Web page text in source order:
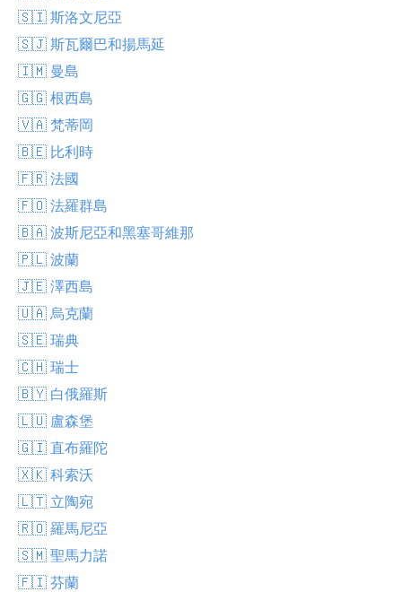
🇸🇮 斯洛文尼亞
🇸🇯 斯瓦爾巴和揚馬延
🇮🇲 曼島
🇬🇬 根西島
🇻🇦 梵蒂岡
🇧🇪 比利時
🇫🇷 法國
🇫🇴 法羅群島
🇧🇦 波斯尼亞和黑塞哥維那
🇵🇱 波蘭
🇯🇪 澤西島
🇺🇦 烏克蘭
🇸🇪 瑞典
🇨🇭 瑞士
🇧🇾 白俄羅斯
🇱🇺 盧森堡
🇬🇮 直布羅陀
🇽🇰 科索沃
🇱🇹 立陶宛
🇷🇴 羅馬尼亞
🇸🇲 聖馬力諾
🇫🇮 芬蘭